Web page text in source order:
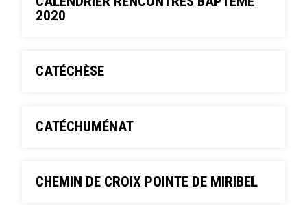
2020
CATÉCHÈSE
CATÉCHUMÉNAT
CHEMIN DE CROIX POINTE DE MIRIBEL